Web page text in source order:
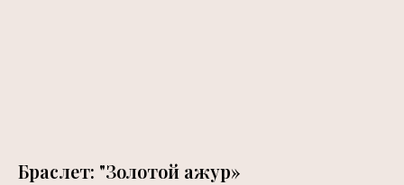
Браслет: "Золотой ажур»